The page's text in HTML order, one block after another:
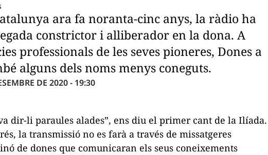
ara fa noranta-cinc anys, la ràdio ha
constrictor i alliberador en la dona. A
professionals de les seves pioneres, Dones a
alguns dels noms menys coneguts.
DE 2020 - 19:30
dir-li paraules alades”, ens diu el primer cant de la Ilíada.
la transmissió no es farà a través de missatgeres
de dones que comunicaran els seus coneixements